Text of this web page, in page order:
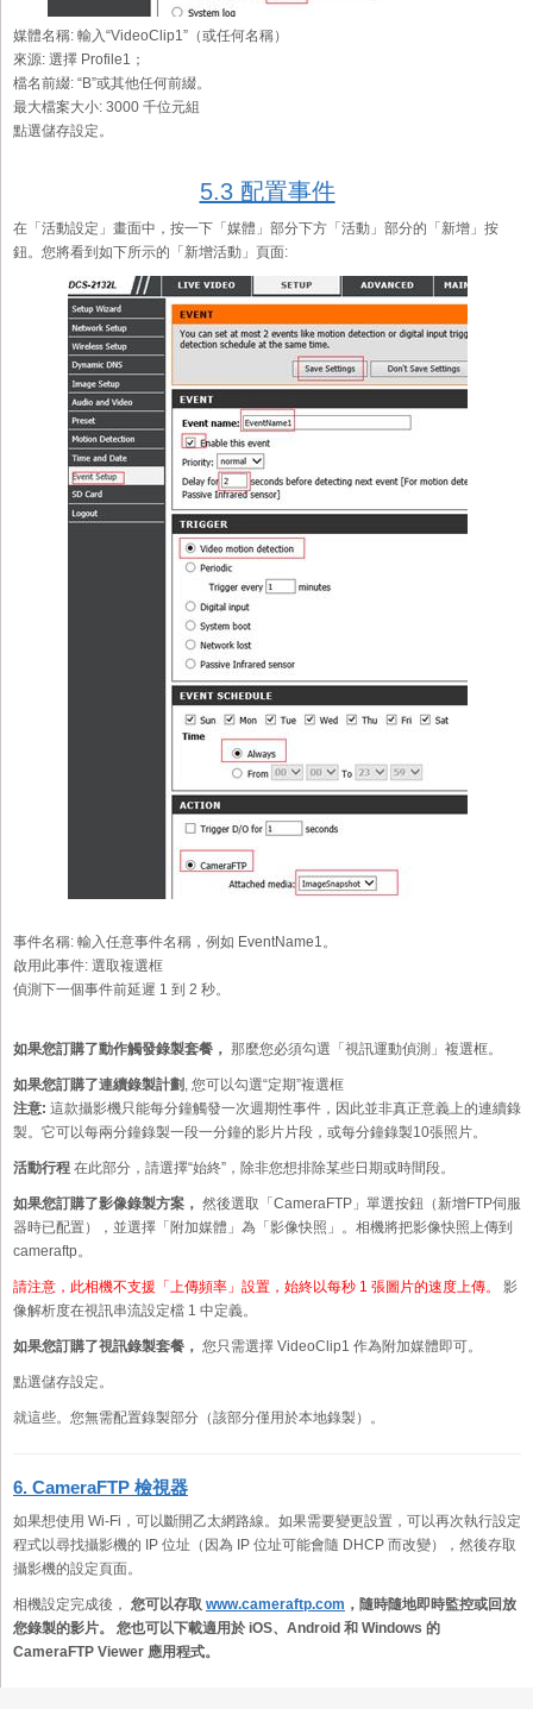
媒體名稱: 輸入“VideoClip1”（或任何名稱）
來源: 選擇 Profile1；
檔名前綴: “B”或其他任何前綴。
最大檔案大小: 3000 千位元組
點選儲存設定。
5.3 配置事件
在「活動設定」畫面中，按一下「媒體」部分下方「活動」部分的「新增」按
鈕。您將看到如下所示的「新增活動」頁面:
事件名稱: 輸入任意事件名稱，例如 EventName1。
啟用此事件: 選取複選框
偵測下一個事件前延遲 1 到 2 秒。
如果您訂購了動作觸發錄製套餐， 那麼您必須勾選「視訊運動偵測」複選框。
如果您訂購了連續錄製計劃 , 您可以勾選“定期”複選框
注意: 這款攝影機只能每分鐘觸發一次週期性事件，因此並非真正意義上的連續錄
製。它可以每兩分鐘錄製一段一分鐘的影片片段，或每分鐘錄製10張照片。
活動行程 在此部分，請選擇“始終”，除非您想排除某些日期或時間段。
如果您訂購了影像錄製方案， 然後選取「CameraFTP」單選按鈕（新增FTP伺服
器時已配置），並選擇「附加媒體」為「影像快照」。相機將把影像快照上傳到
cameraftp。
請注意，此相機不支援「上傳頻率」設置，始終以每秒 1 張圖片的速度上傳。
影
像解析度在視訊串流設定檔 1 中定義。
如果您訂購了視訊錄製套餐， 您只需選擇 VideoClip1 作為附加媒體即可。
點選儲存設定。
就這些。您無需配置錄製部分（該部分僅用於本地錄製）。
6. CameraFTP 檢視器
如果想使用 Wi-Fi，可以斷開乙太網路線。如果需要變更設置，可以再次執行設定
程式以尋找攝影機的 IP 位址（因為 IP 位址可能會隨 DHCP 而改變），然後存取
攝影機的設定頁面。
相機設定完成後， 您可以存取 www.cameraftp.com ，隨時隨地即時監控或回放
您錄製的影片。 您也可以下載適用於 iOS、Android 和 Windows 的
CameraFTP Viewer 應用程式。